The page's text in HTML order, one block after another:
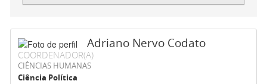
Adriano Nervo Codato
COORDENADOR(A)
CIÊNCIAS HUMANAS
Ciência Política